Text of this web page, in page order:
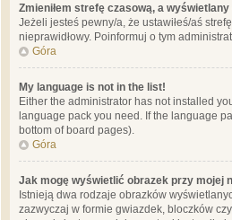
Zmieniłem strefę czasową, a wyświetlany
Jeżeli jesteś pewny/a, że ustawiłeś/aś
nieprawidłowy. Poinformuj o tym
Góra
My language is not in the list!
Either the administrator has not installed
language pack you need. If the language
bottom of board pages).
Góra
Jak mogę wyświetlić obrazek przy mojej
Istnieją dwa rodzaje obrazków
zazwyczaj w formie gwiazdek, bloczków